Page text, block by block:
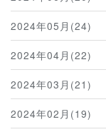
2024年05月(24)
2024年04月(22)
2024年03月(21)
2024年02月(19)